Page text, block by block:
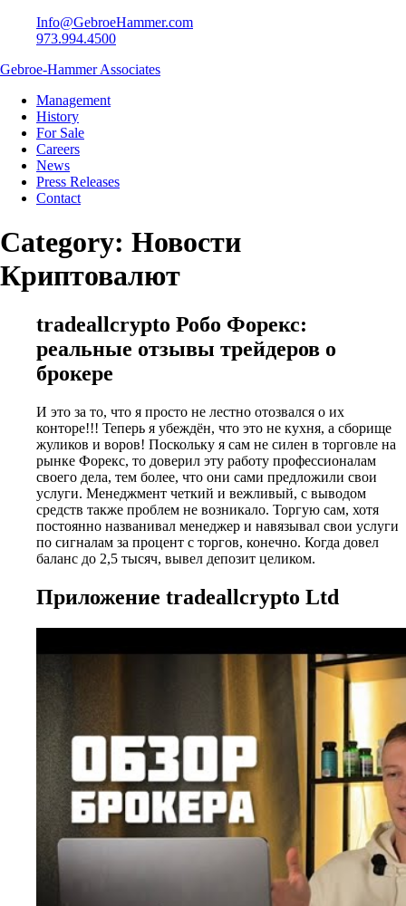
Info@GebroeHammer.com
973.994.4500
Gebroe-Hammer Associates
Management
History
For Sale
Careers
News
Press Releases
Contact
Category: Новости
Криптовалют
tradeallcrypto Робо Форекс:
реальные отзывы трейдеров о
брокере
И это за то, что я просто не лестно отозвался о их
конторе!!! Теперь я убеждён, что это не кухня, а сборище
жуликов и воров! Поскольку я сам не силен в торговле на
рынке Форекс, то доверил эту работу профессионалам
своего дела, тем более, что они сами предложили свои
услуги. Менеджмент четкий и вежливый, с выводом
средств также проблем не возникало. Торгую сам, хотя
постоянно названивал менеджер и навязывал свои услуги
по сигналам за процент с торгов, конечно. Когда довел
баланс до 2,5 тысяч, вывел депозит целиком.
Приложение tradeallcrypto Ltd